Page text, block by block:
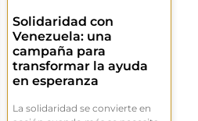
Solidaridad con
Venezuela: una
campaña para
transformar la ayuda
en esperanza
La solidaridad se convierte en